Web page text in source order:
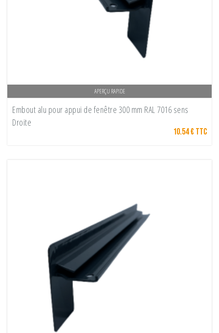
APERÇU RAPIDE
Embout alu pour appui de fenêtre 300 mm RAL 7016 sens
Droite
10.54 € TTC